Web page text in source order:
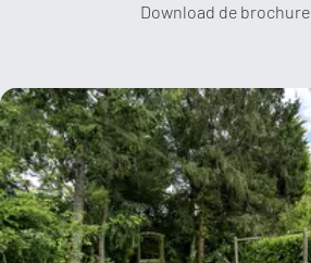
Download de brochure